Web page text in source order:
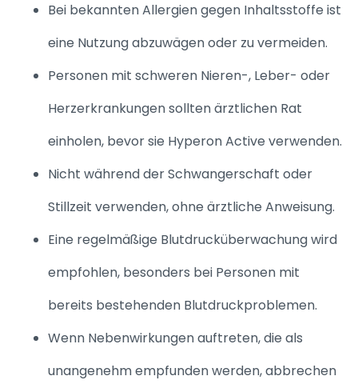
Bei bekannten Allergien gegen Inhaltsstoffe ist
eine Nutzung abzuwägen oder zu vermeiden.
Personen mit schweren Nieren-, Leber- oder
Herzerkrankungen sollten ärztlichen Rat
einholen, bevor sie Hyperon Active verwenden.
Nicht während der Schwangerschaft oder
Stillzeit verwenden, ohne ärztliche Anweisung.
Eine regelmäßige Blutdrucküberwachung wird
empfohlen, besonders bei Personen mit
bereits bestehenden Blutdruckproblemen.
Wenn Nebenwirkungen auftreten, die als
unangenehm empfunden werden, abbrechen